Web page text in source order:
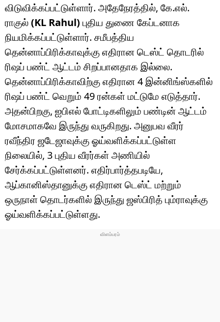
விடுவிக்கப்பட்டுள்ளார். அதேநேரத்தில், கே.எல்.
ராகுல்(KL Rahul) புதிய துணை கேப்டனாக
நியமிக்கப்பட்டுள்ளார். சமீபத்திய
தென்னாப்பிரிக்காவுக்கு எதிரான டெஸ்ட் தொடரில்
ரிஷப் பண்ட் ஆட்டம் சிறப்பானதாக இல்லை.
தென்னாப்பிரிக்காவிற்கு எதிரான 4 இன்னிங்ஸ்களில்
ரிஷப் பண்ட் வெறும் 49 ரன்கள் மட்டுமே எடுத்தார்.
அதன்பிறகு, ஐபிஎல் போட்டிகளிலும் பண்டின் ஆட்டம்
மோசமாகவே இருந்து வருகிறது. அனுபவ வீரர்
ரவீந்திர ஜடேஜாவுக்கு ஓய்வளிக்கப்பட்டுள்ள
நிலையில், 3 புதிய வீரர்கள் அணியில்
சேர்க்கப்பட்டுள்ளனர். எதிர்பார்த்தபடியே,
ஆப்கானிஸ்தானுக்கு எதிரான டெஸ்ட் மற்றும்
ஒருநாள் தொடர்களில் இருந்து ஜஸ்பிரித் பும்ராவுக்கு
ஓய்வளிக்கப்பட்டுள்ளது.